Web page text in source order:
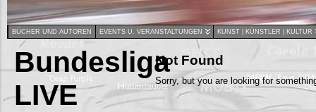
BÜCHER UND AUTOREN EVENTS U. VERANSTALTUNGEN KUNST | KÜNSTLER | KULTUR
Bundesliga
LIVE
Not Found
Sorry, but you are looking for